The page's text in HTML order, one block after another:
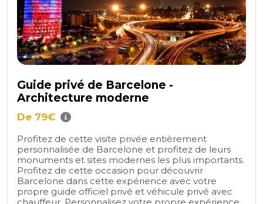
Guide privé de Barcelone -
Architecture moderne
De 79€
Profitez de cette visite privée entièrement
personnalisée de Barcelone et profitez de leurs
monuments et sites modernes les plus importants.
Profitez de cette occasion pour découvrir
Barcelone dans cette expérience avec votre
propre guide officiel privé et véhicule privé avec
chauffeur. Personnalisez votre propre expérience.